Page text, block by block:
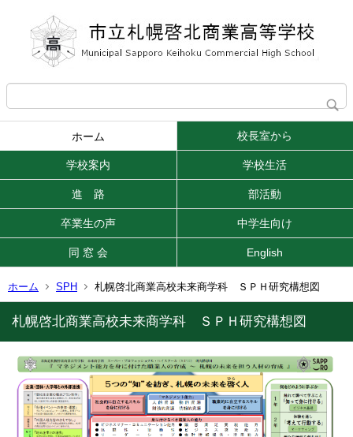
ホーム 校長室から
学校案内 学校生活
進 路 部活動
卒業生の声 中学生向け
同 窓 会 English
ホーム SPH 札幌啓北商業高校未来商学科 ＳＰＨ研究構想図
札幌啓北商業高校未来商学科 ＳＰＨ研究構想図